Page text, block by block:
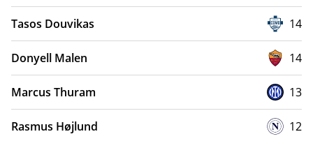
Tasos Douvikas 14
Donyell Malen 14
Marcus Thuram 13
Rasmus Højlund 12